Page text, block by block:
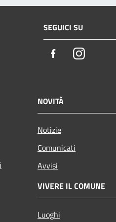
SEGUICI SU
FacebookInstagram
NOVITÀ
Notizie
Comunicati
Avvisi
VIVERE IL COMUNE
Luoghi